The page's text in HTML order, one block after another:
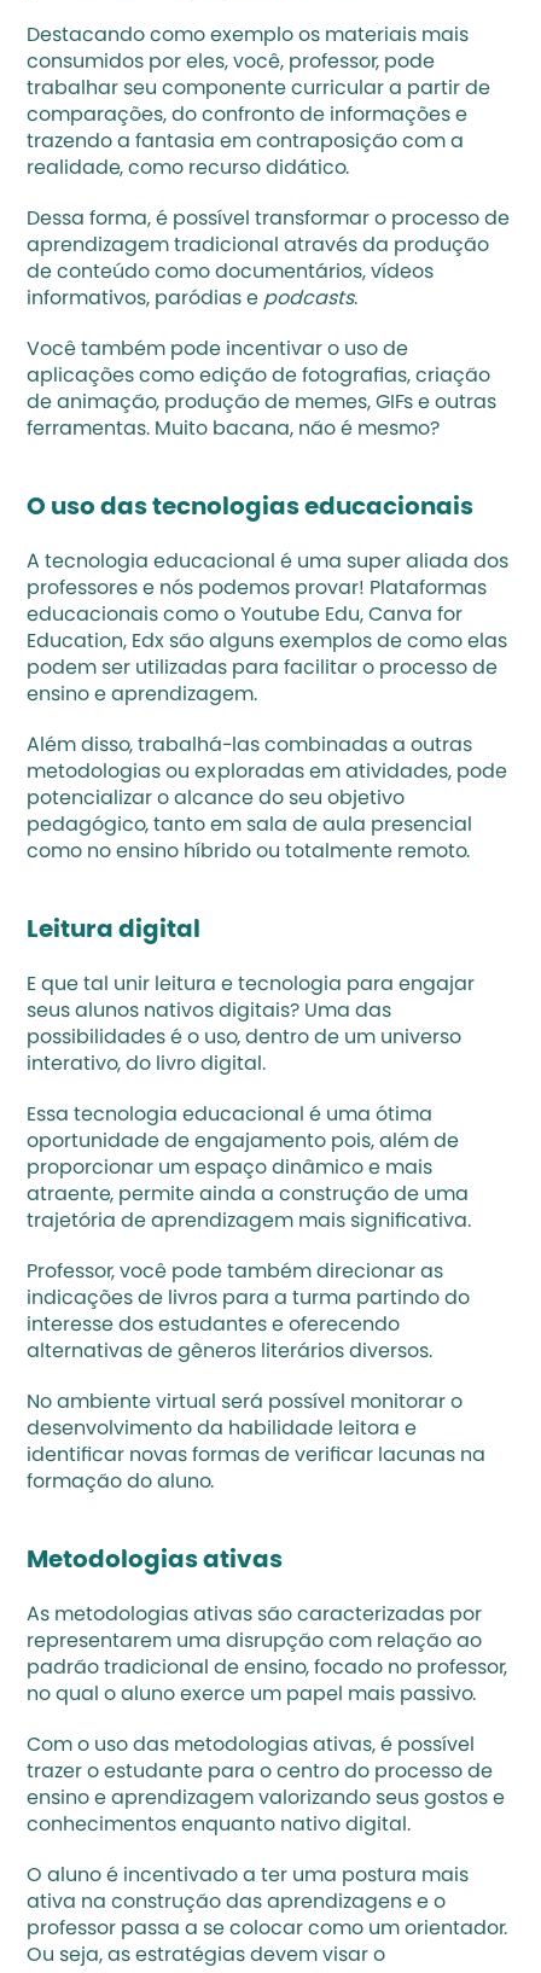
Destacando como exemplo os materiais mais
consumidos por eles, você, professor, pode
trabalhar seu componente curricular a partir de
comparações, do confronto de informações e
trazendo a fantasia em contraposição com a
realidade, como recurso didático.
Dessa forma, é possível transformar o processo de
aprendizagem tradicional através da produção
de conteúdo como documentários, vídeos
informativos, paródias e podcasts.
Você também pode incentivar o uso de
aplicações como edição de fotografias, criação
de animação, produção de memes, GIFs e outras
ferramentas. Muito bacana, não é mesmo?
O uso das tecnologias educacionais
A tecnologia educacional é uma super aliada dos
professores e nós podemos provar! Plataformas
educacionais como o Youtube Edu, Canva for
Education, Edx são alguns exemplos de como elas
podem ser utilizadas para facilitar o processo de
ensino e aprendizagem.
Além disso, trabalhá-las combinadas a outras
metodologias ou exploradas em atividades, pode
potencializar o alcance do seu objetivo
pedagógico, tanto em sala de aula presencial
como no ensino híbrido ou totalmente remoto.
Leitura digital
E que tal unir leitura e tecnologia para engajar
seus alunos nativos digitais? Uma das
possibilidades é o uso, dentro de um universo
interativo, do livro digital.
Essa tecnologia educacional é uma ótima
oportunidade de engajamento pois, além de
proporcionar um espaço dinâmico e mais
atraente, permite ainda a construção de uma
trajetória de aprendizagem mais significativa.
Professor, você pode também direcionar as
indicações de livros para a turma partindo do
interesse dos estudantes e oferecendo
alternativas de gêneros literários diversos.
No ambiente virtual será possível monitorar o
desenvolvimento da habilidade leitora e
identificar novas formas de verificar lacunas na
formação do aluno.
Metodologias ativas
As metodologias ativas são caracterizadas por
representarem uma disrupção com relação ao
padrão tradicional de ensino, focado no professor,
no qual o aluno exerce um papel mais passivo.
Com o uso das metodologias ativas, é possível
trazer o estudante para o centro do processo de
ensino e aprendizagem valorizando seus gostos e
conhecimentos enquanto nativo digital.
O aluno é incentivado a ter uma postura mais
ativa na construção das aprendizagens e o
professor passa a se colocar como um orientador.
Ou seja, as estratégias devem visar o